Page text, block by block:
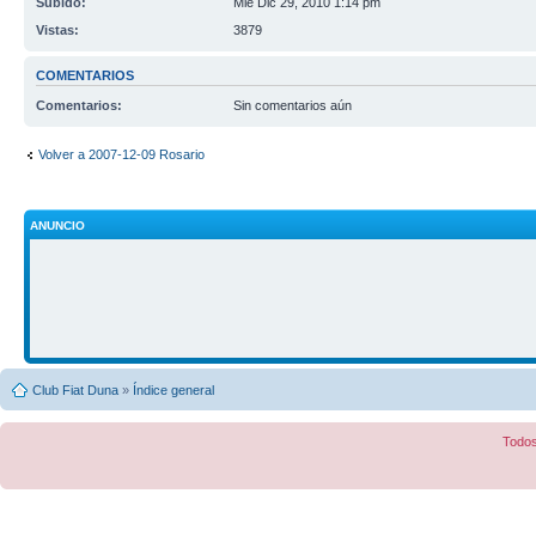
Vistas:
3879
COMENTARIOS
Comentarios: Sin comentarios aún
Volver a 2007-12-09 Rosario
ANUNCIO
Club Fiat Duna » Índice general